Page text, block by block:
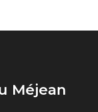
Méjean